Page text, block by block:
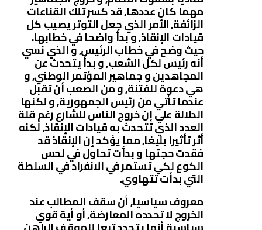
مهما كان عددها, قد كسر تلك القناعات
الزائفة, الأمر الذي جعل التوتر يصيب كل
قيادات الإنقاذ, و بدأ واضحا في خطابها.
حيث وضح في خطاب الرئيس, و الذي نسي
أنه رئيس لكل الشعب, و بدأ يتحدث عن
المجاهدين و جماهير المؤتمر الوطني, و
هي دعوة للفتنة, و من الصعب أن تقبل
عندما تأتي من رئيس الجمهورية, و لكنها
الدلالة علي إن خروج الناس للشارع رغم قلة
العدد الذي تتحدث به قيادات الإنقاذ, لكنه
أثر تأثيرا بليغا, مما يؤكد إن الإنقاذ قد
فقدت حجتها و بدأت تحاول في لحس
الكوع لكي تستمر في الانفراد في السلطة
التي بدأت تتهاوي.
معروف سياسيا, أن سقف المطالب عند
الخروج لا تحدده المعارضة, أو أية قوي